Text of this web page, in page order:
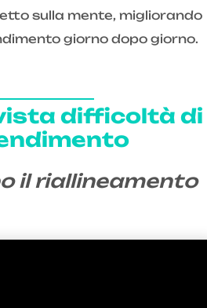
sulla mente, migliorando
giorno dopo giorno.
difficoltà di
il riallineamento